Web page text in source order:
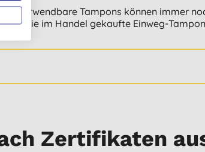
Tampons können immer
wie im Handel gekaufte Einweg-
Zertifikaten